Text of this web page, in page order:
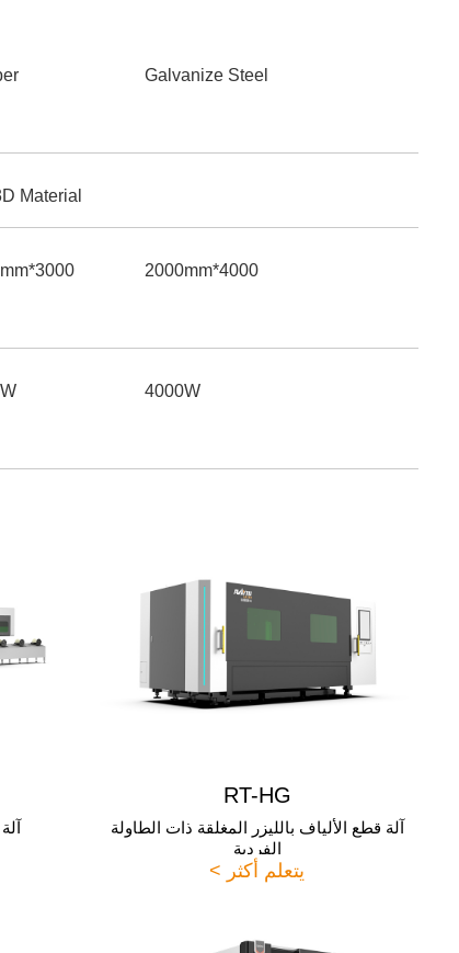
Galvanize Steel
Material
3000*1500mm 4000*2000mm
4000W
RT-HG
آلة قطع الألياف بالليزر المغلقة ذات الطاولة
الفردية
يتعلم أكثر >